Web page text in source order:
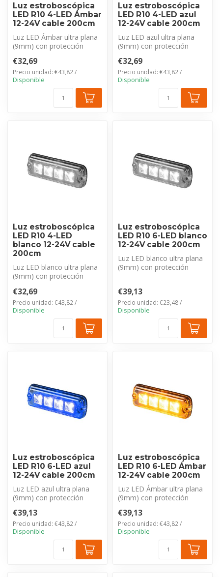
Luz estroboscópica
LED R10 4-LED Ámbar
12-24V cable 200cm
Luz LED Ámbar ultra plana
(9mm) con protección
Certifica...
€32,69
Precio unidad: €43,82 /
Disponible
Luz estroboscópica
LED R10 4-LED azul
12-24V cable 200cm
Luz LED azul ultra plana
(9mm) con protección
Certificac...
€32,69
Precio unidad: €43,82 /
Disponible
Luz estroboscópica
LED R10 4-LED
blanco 12-24V cable
200cm
Luz LED blanco ultra plana
(9mm) con protección
Certific...
€32,69
Precio unidad: €43,82 /
Disponible
Luz estroboscópica
LED R10 6-LED blanco
12-24V cable 200cm
Luz LED blanco ultra plana
(9mm) con protección
€39,13
Precio unidad: €23,48 /
Disponible
Luz estroboscópica
LED R10 6-LED azul
12-24V cable 200cm
Luz LED azul ultra plana
(9mm) con protección
Certificac...
€39,13
Precio unidad: €43,82 /
Disponible
Luz estroboscópica
LED R10 6-LED Ámbar
12-24V cable 200cm
Luz LED Ámbar ultra plana
(9mm) con protección
Certifica...
€39,13
Precio unidad: €43,82 /
Disponible